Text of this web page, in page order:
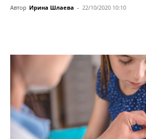
Автор Ирина Шлаева - 22/10/2020 10:10